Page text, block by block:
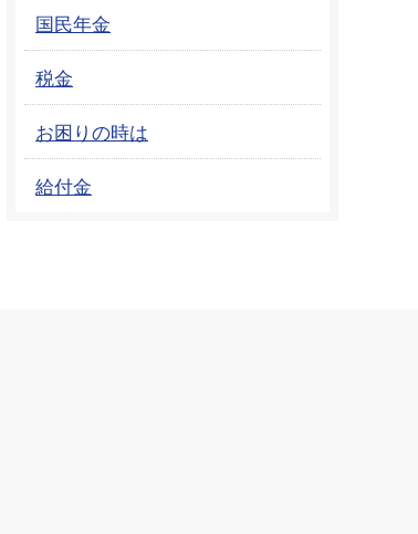
国民年金
税金
お困りの時は
給付金